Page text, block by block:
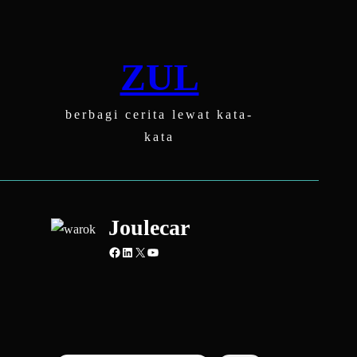
ZUL
berbagi cerita lewat kata-
kata
Joulecar
Facebook LinkedIn X YouTube